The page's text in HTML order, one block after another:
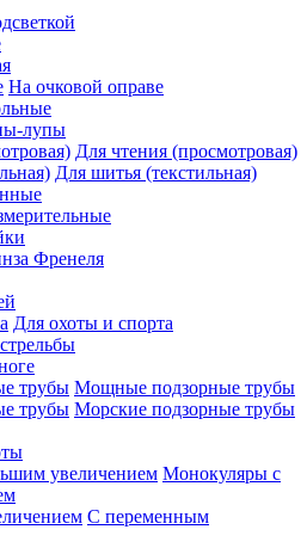
На очковой оправе
лупы
Для чтения (просмотровая)
Для шитья (текстильная)
Френеля
Для охоты и спорта
Мощные подзорные трубы
Морские подзорные трубы
Монокуляры с
С переменным